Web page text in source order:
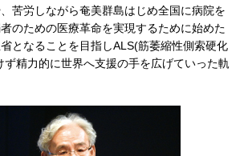
苦労しながら奄美群島はじめ全国に病院を
のための医療革命を実現するために始めた
となることを目指しALS(筋萎縮性側索硬化
精力的に世界へ支援の手を広げていった軌